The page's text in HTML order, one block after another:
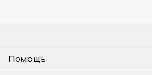
Помощь